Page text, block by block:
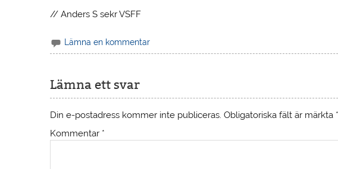
// Anders S sekr VSFF
Lämna en kommentar
Lämna ett svar
Din e-postadress kommer inte publiceras. Obligatoriska fält är märkta *
Kommentar *